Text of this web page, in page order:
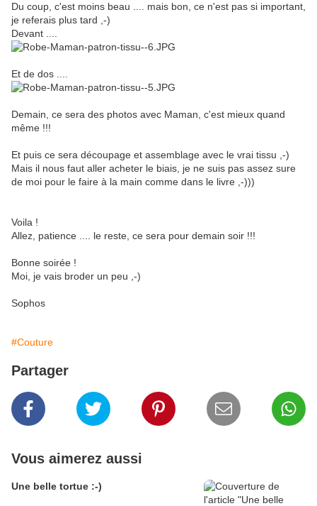
Du coup, c'est moins beau .... mais bon, ce n'est pas si important,
je referais plus tard ,-)
Devant ....
Et de dos ....
Demain, ce sera des photos avec Maman, c'est mieux quand
même !!!
Et puis ce sera découpage et assemblage avec le vrai tissu ,-)
Mais il nous faut aller acheter le biais, je ne suis pas assez sure
de moi pour le faire à la main comme dans le livre ,-)))
Voila !
Allez, patience .... le reste, ce sera pour demain soir !!!
Bonne soirée !
Moi, je vais broder un peu ,-)
Sophos
#Couture
Partager
Vous aimerez aussi
Une belle tortue :-)